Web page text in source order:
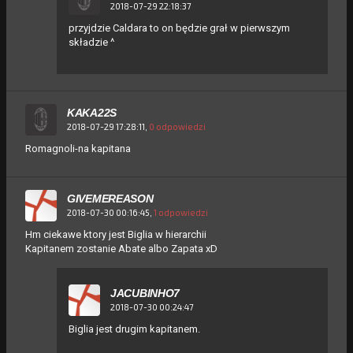
2018-07-29 22:18:37
przyjdzie Caldara to on będzie grał w pierwszym
składzie ^
KAKA22S
2018-07-29 17:28:11, 0 odpowiedzi
Romagnoli-na kapitana
GIVEMEREASON
2018-07-30 00:16:45, 1 odpowiedzi
Hm ciekawe ktory jest Biglia w hierarchii
Kapitanem zostanie Abate albo Zapata xD
JACUBINHO7
2018-07-30 00:24:47
Biglia jest drugim kapitanem.